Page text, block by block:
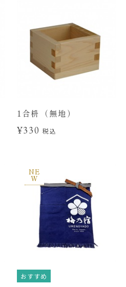
1合枡（無地）
¥330税込
NE
W
おすすめ